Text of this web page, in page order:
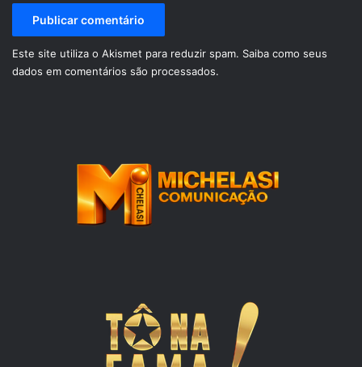
Este site utiliza o Akismet para reduzir spam. Saiba como seus
dados em comentários são processados.